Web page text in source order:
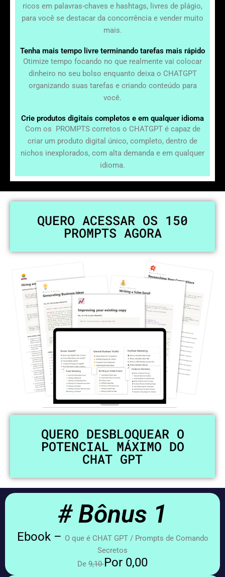
ricos em palavras-chaves e hashtags, livres de plágio,
para você se destacar da concorrência e vender muito
mais.
Tenha mais tempo livre terminando tarefas mais rápido
Otimize tempo focando no que realmente vai colocar
dinheiro no seu bolso enquanto deixa o CHATGPT
organizando suas tarefas e criando conteúdo para
você.
Crie produtos digitais completos e em qualquer idioma
Com os PROMPTS corretos o CHATGPT é capaz de
criar um produto digital único, completo, dentro de
nichos inexplorados, com alta demanda e em qualquer
idioma.
QUERO ACESSAR OS 150
PROMPTS AGORA
QUERO DESBLOQUEAR O
POTENCIAL MÁXIMO DO
CHAT GPT
# Bônus 1
Ebook – O que é CHAT GPT / Prompts de Comando
Secretos
De 9,10Por 0,00